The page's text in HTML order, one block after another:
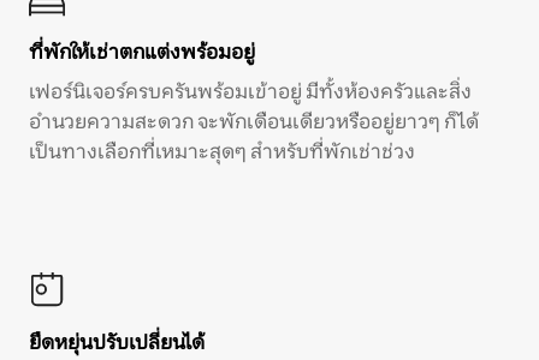
ที่พักให้เช่าตกแต่งพร้อมอยู่
เฟอร์นิเจอร์ครบครันพร้อมเข้าอยู่ มีทั้งห้องครัวและสิ่ง
อำนวยความสะดวก จะพักเดือนเดียวหรืออยู่ยาวๆ ก็ได้
เป็นทางเลือกที่เหมาะสุดๆ สำหรับที่พักเช่าช่วง
ยืดหยุ่นปรับเปลี่ยนได้